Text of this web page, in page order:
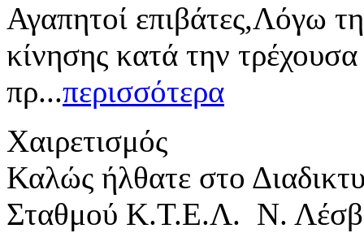
Αγαπητοί επιβάτες,Λόγω
κίνησης κατά την
πρ...περισσότερα
Χαιρετισμός
Καλώς ήλθατε στο
Σταθμού Κ.Τ.Ε.Λ. Ν.